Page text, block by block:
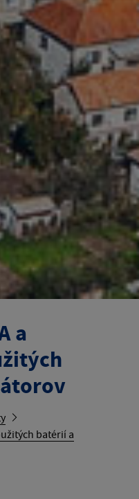
a
batérií a